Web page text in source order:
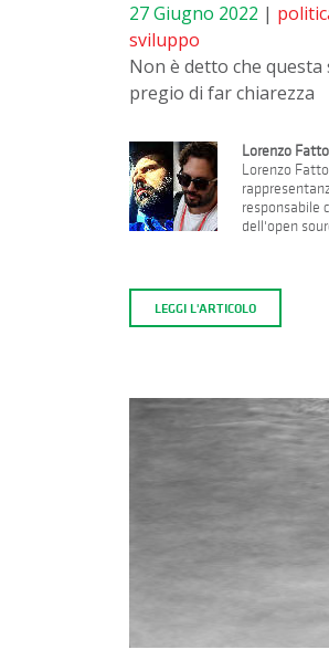
27 Giugno 2022 |
sviluppo
Non è detto che
pregio di far chiarezza
Lorenzo
Lorenzo
responsabile
dell'open
LEGGI L'ARTICOLO